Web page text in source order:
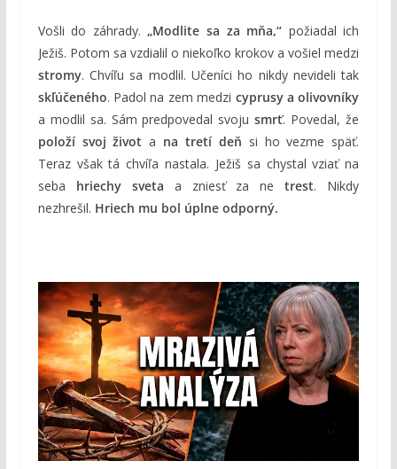
Vošli do záhrady.„Modlite sa za mňa,“ požiadal ich
Ježiš. Potom sa vzdialil o niekoľko krokov a vošiel medzi
stromy. Chvíľu sa modlil. Učeníci ho nikdy nevideli tak
skľúčeného. Padol na zem medzi cyprusy a olivovníky
a modlil sa. Sám predpovedal svojusmrť. Povedal, že
položí svoj život a na tretí deň si ho vezme späť.
Teraz však tá chvíľa nastala. Ježiš sa chystal vziať na
seba hriechy sveta a zniesť za netrest. Nikdy
nezhrešil. Hriech mu bol úplne odporný.